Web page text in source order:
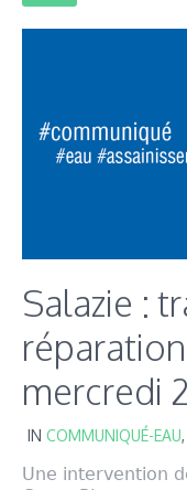
Salazie :
mercredi
IN COMMUNIQUÉ-EAU,
Une intervention